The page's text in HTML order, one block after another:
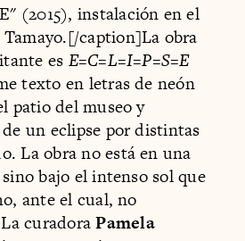
(2015), instalación en el
caption]La obra
es E=C=L=I=P=S=E
texto en letras de neón
patio del museo y
un eclipse por distintas
La obra no está en una
bajo el intenso sol que
ante el cual, no
curadoraPamela